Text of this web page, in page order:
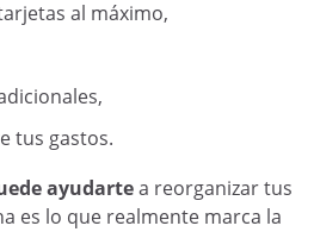
al máximo,
tus gastos.
ayudartea reorganizar tus
es lo que realmente marca la